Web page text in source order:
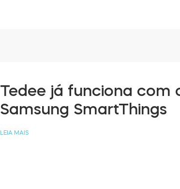
Tedee já funciona com
Samsung SmartThings
LEIA MAIS